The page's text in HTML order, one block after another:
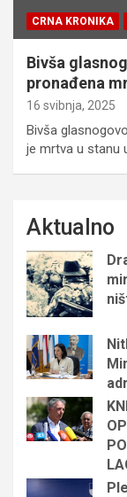
CRNA KRONIKA
Bivša
pronađena
16 svibnja, 2025
Bivša
je mrtva u stanu
Aktualno